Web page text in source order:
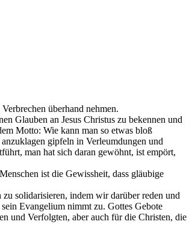
überhand nehmen.
Glauben an Jesus Christus zu bekennen und
Motto: Wie kann man so etwas bloß
gipfeln in Verleumdungen und
man hat sich daran gewöhnt, ist empört,
ist die Gewissheit, dass gläubige
solidarisieren, indem wir darüber reden und
Evangelium nimmt zu. Gottes Gebote
und Verfolgten, aber auch für die Christen, die